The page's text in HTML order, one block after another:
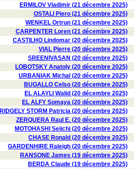
ERMILOV Vladimir (21 décembre 2025)
OSTALI Piero (21 décembre 2025)
WENKEL Ortrun (21 décembre 2025)
CARPENTER Loren (21 décembre 2025)
CASTILHO Lindomar (20 décembre 2025)
VIAL Pierre (20 décembre 2025)
SREENIVASAN (20 décembre 2025)
LOBOTSKY Anatoly (20 décembre 2025)
URBANIAK Michal (20 décembre 2025)
BUGALLO Celso (20 décembre 2025)
EL ALAYLI Walid (20 décembre 2025)
EL ALFY Somaya (20 décembre 2025)
RIDGELY STORM Patricia (20 décembre 2025)
ZERQUERA Raul E. (20 décembre 2025)
MOTOHASHI Seiichi (20 décembre 2025)
CHASE Ronald (20 décembre 2025)
GARDENHIRE Raleigh (20 décembre 2025)
RANSONE James (19 décembre 2025)
BERDA Claude (19 décembre 2025)